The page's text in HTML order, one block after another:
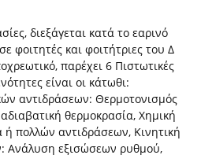
διεξάγεται κατά το εαρινό
φοιτητές και φοιτήτριες του Δ
παρέχει 6 Πιστωτικές
είναι οι κάτωθι:
αντιδράσεων: Θερμοτονισμός
θερμοκρασία, Χημική
πολλών αντιδράσεων, Κινητική
Ανάλυση εξισώσεων ρυθμού,